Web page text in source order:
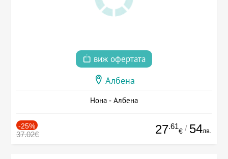
виж офертата
Албена
Нона - Албена
-25%
37.02€ 27.61
€ / 54лв.